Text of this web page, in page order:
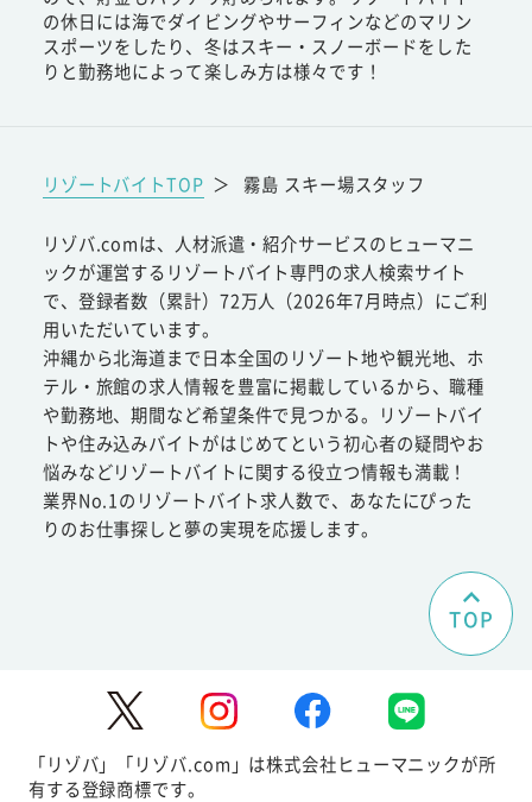
の休日には海でダイビングやサーフィンなどのマリン
スポーツをしたり、冬はスキー・スノーボードをした
りと勤務地によって楽しみ方は様々です！
リゾートバイトTOP ＞ 霧島 スキー場スタッフ
リゾバ.comは、人材派遣・紹介サービスのヒューマニ
ックが運営するリゾートバイト専門の求人検索サイト
で、登録者数（累計）72万人（2026年7月時点）にご利
用いただいています。
沖縄から北海道まで日本全国のリゾート地や観光地、ホ
テル・旅館の求人情報を豊富に掲載しているから、職種
や勤務地、期間など希望条件で見つかる。リゾートバイ
トや住み込みバイトがはじめてという初心者の疑問やお
悩みなどリゾートバイトに関する役立つ情報も満載！
業界No.1のリゾートバイト求人数で、あなたにぴった
りのお仕事探しと夢の実現を応援します。
TOP
「リゾバ」「リゾバ.com」は株式会社ヒューマニックが所
有する登録商標です。